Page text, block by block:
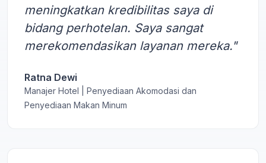
meningkatkan kredibilitas saya di
bidang perhotelan. Saya sangat
merekomendasikan layanan mereka."
Ratna Dewi
Manajer Hotel | Penyediaan Akomodasi dan
Penyediaan Makan Minum